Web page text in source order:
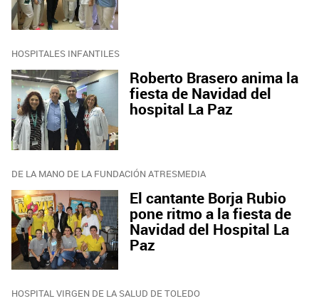
HOSPITALES INFANTILES
Roberto Brasero anima la
fiesta de Navidad del
hospital La Paz
DE LA MANO DE LA FUNDACIÓN ATRESMEDIA
El cantante Borja Rubio
pone ritmo a la fiesta de
Navidad del Hospital La
Paz
HOSPITAL VIRGEN DE LA SALUD DE TOLEDO